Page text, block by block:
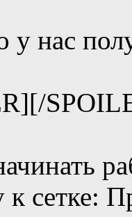
у нас
[/
к сетке: